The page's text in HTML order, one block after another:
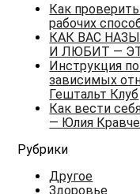
Как
рабочих
КАК ВАС
И ЛЮБИТ —
Инструкция
зависимых
Гештальт Клуб
Как вести
— Юлия
Рубрики
Другое
Здоровье